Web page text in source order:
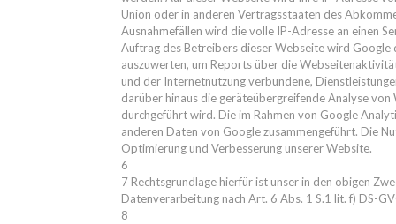
Union oder in anderen Vertragsstaaten des
Ausnahmefällen wird die volle IP-Adresse an einen
Auftrag des Betreibers dieser Webseite wird
auszuwerten, um Reports über die
und der Internetnutzung verbundene,
darüber hinaus die geräteübergreifende Analyse
durchgeführt wird. Die im Rahmen von Google
anderen Daten von Google zusammengeführt. Die
Optimierung und Verbesserung unserer Website.
6
7 Rechtsgrundlage hierfür ist unser in den obigen
Datenverarbeitung nach Art. 6 Abs. 1 S.1 lit. f) DS-
8